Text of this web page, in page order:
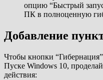
опцию “Быстрый
ПК в полноценную
Добавление
Чтобы кнопки
Пуске Windows 10,
действия: